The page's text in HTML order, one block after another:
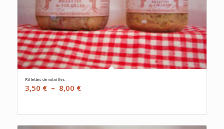
Rillettes de volailles
3,50 € – 8,00 €Plage
3,50 €